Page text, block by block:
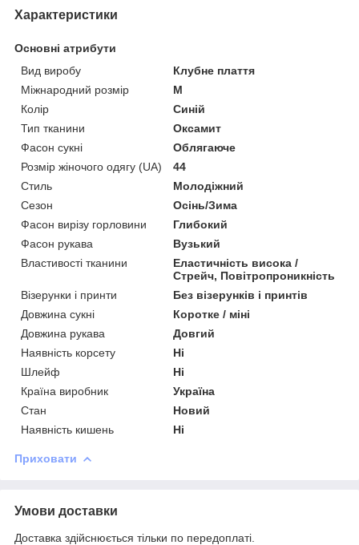
Характеристики
Основні атрибути
Вид виробу
Клубне плаття
Міжнародний розмір
M
Колір
Синій
Тип тканини
Оксамит
Фасон сукні
Облягаюче
Розмір жіночого одягу (UA)
44
Стиль
Молодіжний
Сезон
Осінь/Зима
Фасон вирізу горловини
Глибокий
Фасон рукава
Вузький
Властивості тканини
Еластичність висока /
Стрейч, Повітропроникність
Візерунки і принти
Без візерунків і принтів
Довжина сукні
Коротке / міні
Довжина рукава
Довгий
Наявність корсету
Ні
Шлейф
Ні
Країна виробник
Україна
Стан
Новий
Наявність кишень
Ні
Приховати
Умови доставки
Доставка здійснюється тільки по передоплаті.